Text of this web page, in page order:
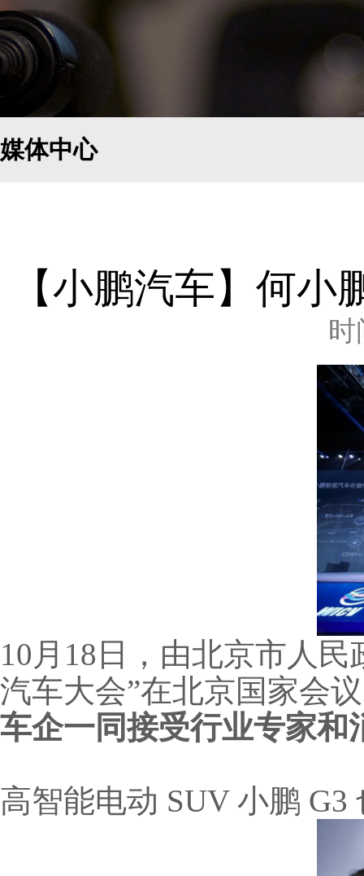
媒体中心
【小鹏汽车】何
10月18日，由北京市人
汽车大会”在北京国家会
车企一同接受行业专家和
高智能电动 SUV 小鹏